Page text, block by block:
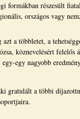
formákban részesült
országos vagy
a többletet, a
köznevelésért felelős
egy nagyobb
gratulált a többi